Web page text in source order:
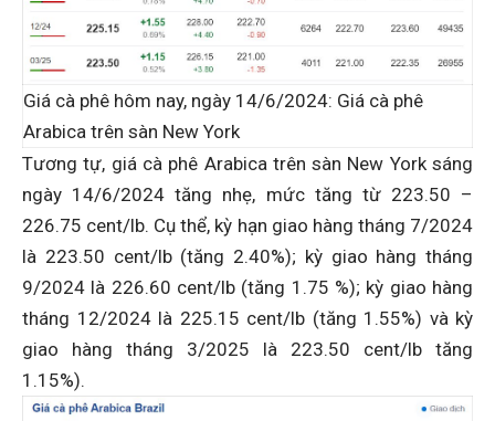
Giá cà phê hôm nay, ngày 14/6/2024: Giá cà phê
Arabica trên sàn New York
Tương tự, giá cà phê Arabica trên sàn New York sáng
ngày 14/6/2024 tăng nhẹ, mức tăng từ 223.50 –
226.75 cent/lb. Cụ thể, kỳ hạn giao hàng tháng 7/2024
là 223.50 cent/lb (tăng 2.40%); kỳ giao hàng tháng
9/2024 là 226.60 cent/lb (tăng 1.75 %); kỳ giao hàng
tháng 12/2024 là 225.15 cent/lb (tăng 1.55%) và kỳ
giao hàng tháng 3/2025 là 223.50 cent/lb tăng
1.15%).